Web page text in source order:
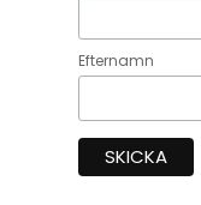
Efternamn